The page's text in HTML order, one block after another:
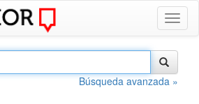
Búsqueda avanzada »